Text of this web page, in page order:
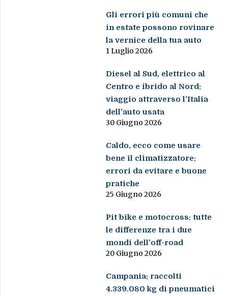
Gli errori più comuni che
in estate possono rovinare
la vernice della tua auto
1 Luglio 2026
Diesel al Sud, elettrico al
Centro e ibrido al Nord:
viaggio attraverso l’Italia
dell’auto usata
30 Giugno 2026
Caldo, ecco come usare
bene il climatizzatore:
errori da evitare e buone
pratiche
25 Giugno 2026
Pit bike e motocross: tutte
le differenze tra i due
mondi dell’off-road
20 Giugno 2026
Campania: raccolti
4.339.080 kg di pneumatici